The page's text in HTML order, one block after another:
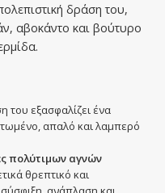
δράση του,
αβοκάντο και βούτυρο
του εξασφαλίζει ένα
απαλό και λαμπερό
πολύτιμων αγνών
θρεπτικό και